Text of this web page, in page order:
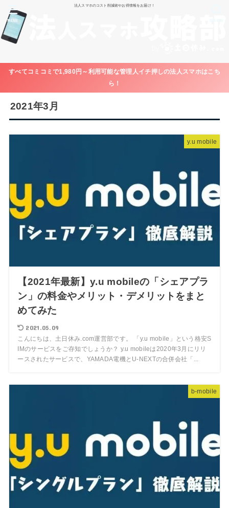
法人スマホのコスト削減術やお得情報をお届け！
MENU
すべてコミコミで1,980円～利用可能な管理人イチ押しの法人スマホはこち
ら！
2021年3月
y.u mobile
【2021年最新】y.u mobileの「シェアプラ
ン」の料金やメリット・デメリットをまと
めてみた
2021.05.09
こんにちは、土日休み.com運営部です。 「y.u mobile」という格安S
IMのサービスをご存知でしょうか？ y.u mobileは2020年3月にリリ
ースされたサービスで、YAMADA電機とU-NEXTの合併会社「...
b-mobile